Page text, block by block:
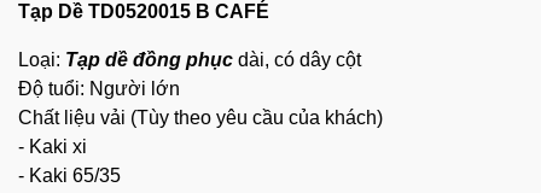
Tạp Dề TD0520015 B CAFÉ
Loại: Tạp dề đồng phục dài, có dây cột
Độ tuổi: Người lớn
Chất liệu vải (Tùy theo yêu cầu của khách)
- Kaki xi
- Kaki 65/35